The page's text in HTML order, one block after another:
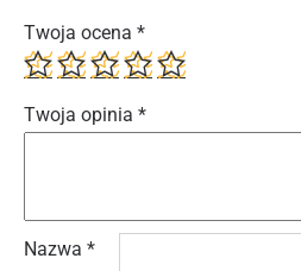
Twoja ocena *
Twoja opinia *
Nazwa *